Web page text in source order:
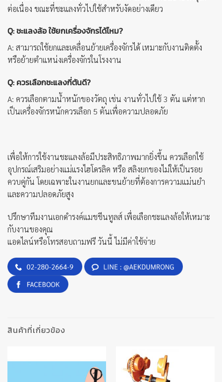
ต่อเนื่อง ขณะที่ชะแลงทั่วไปใช้สำหรับงัดอย่างเดียว
Q: ชะแลงล้อ ใช้ยกเครื่องจักรได้ไหม?
A: สามารถใช้ยกและเคลื่อนย้ายเครื่องจักรได้ เหมาะกับงานติดตั้ง
หรือย้ายตำแหน่งเครื่องจักรในโรงงาน
Q: ควรเลือกชะแลงกี่ตันดี?
A: ควรเลือกตามน้ำหนักของวัตถุ เช่น งานทั่วไปใช้ 3 ตัน แต่หาก
เป็นเครื่องจักรหนักควรเลือก 5 ตันเพื่อความปลอดภัย
เพื่อให้การใช้งานชะแลงล้อมีประสิทธิภาพมากยิ่งขึ้น ควรเลือกใช้
อุปกรณ์เสริมอย่างแม่แรงไฮโดรลิค หรือ สลิงยกของไม่ให้เป็นรอย
ควบคู่กัน โดยเฉพาะในงานยกและขนย้ายที่ต้องการความแม่นยำ
และความปลอดภัยสูง
ปรึกษาทีมงานเอกดำรงค์แมชชีนทูลส์ เพื่อเลือกชะแลงล้อให้เหมาะ
กับงานของคุณ
แอดไลน์หรือโทรสอบถามฟรี วันนี้ ไม่มีค่าใช้จ่าย
สินค้าที่เกี่ยวข้อง